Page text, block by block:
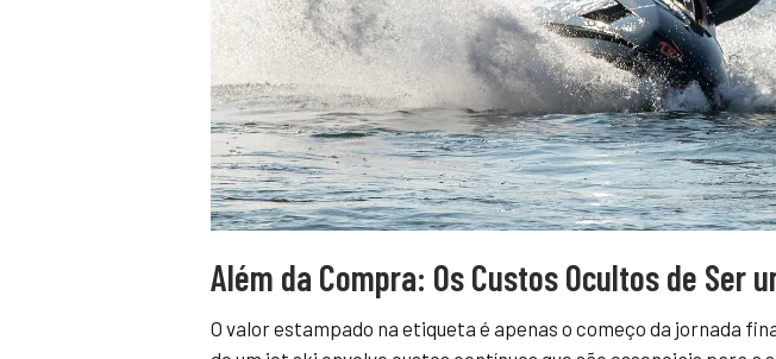
Além da Compra: Os Custos Ocultos de Ser
O valor estampado na etiqueta é apenas o começo da jornada